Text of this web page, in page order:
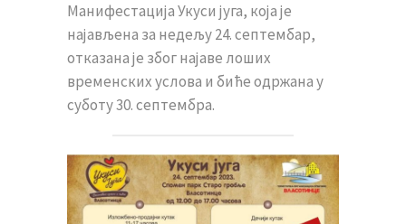
Манифестација Укуси југа, која је
најављена за недељу 24. септембар,
отказана је због најаве лоших
временских услова и биће одржана у
суботу 30. септембра.